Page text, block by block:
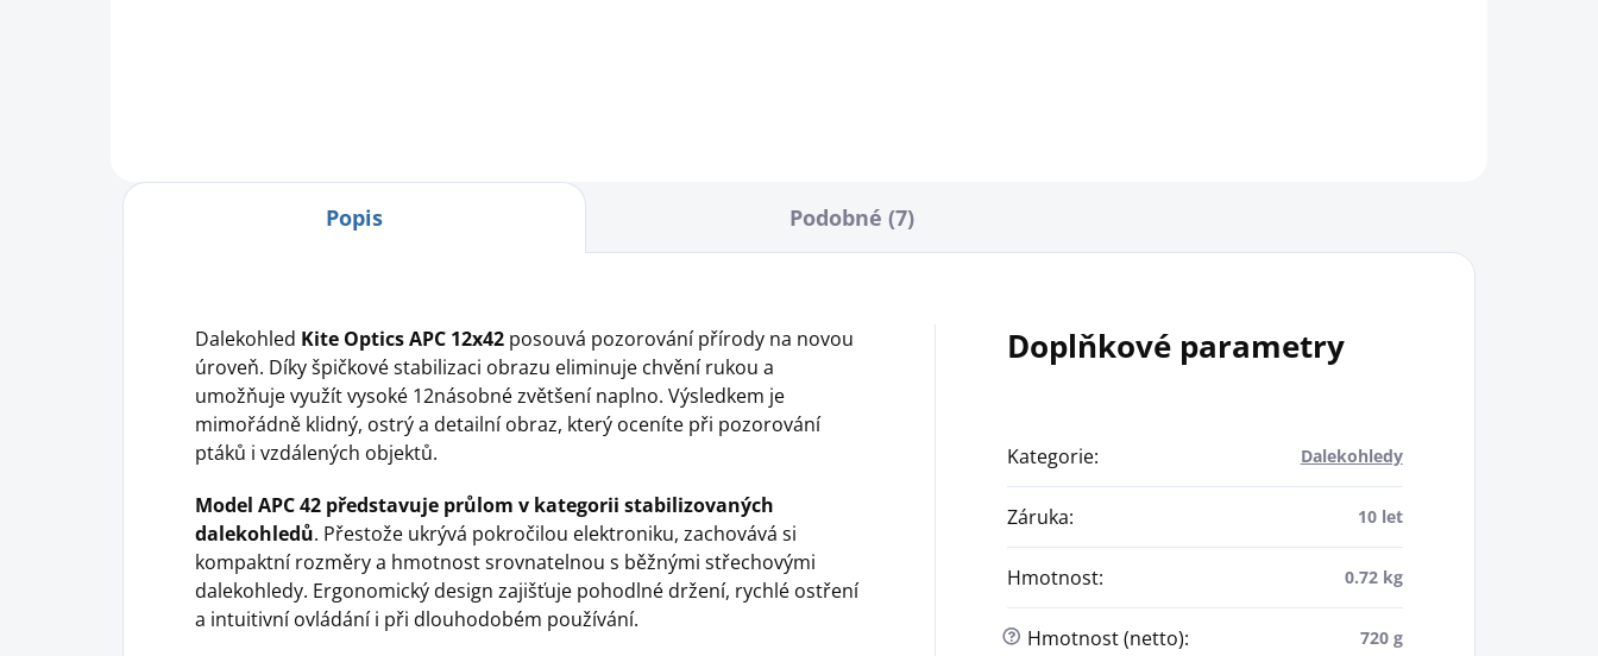
Popis Podobné (7)
Dalekohled Kite Optics APC 12x42 posouvá pozorování přírody na novou
úroveň. Díky špičkové stabilizaci obrazu eliminuje chvění rukou a
umožňuje využít vysoké 12násobné zvětšení naplno. Výsledkem je
mimořádně klidný, ostrý a detailní obraz, který oceníte při pozorování
ptáků i vzdálených objektů.
Model APC 42 představuje průlom v kategorii stabilizovaných
dalekohledů. Přestože ukrývá pokročilou elektroniku, zachovává si
kompaktní rozměry a hmotnost srovnatelnou s běžnými střechovými
dalekohledy. Ergonomický design zajišťuje pohodlné držení, rychlé ostření
a intuitivní ovládání i při dlouhodobém používání.
Doplňkové parametry
Kategorie: Dalekohledy
Záruka: 10 let
Hmotnost: 0.72 kg
? Hmotnost (netto): 720 g